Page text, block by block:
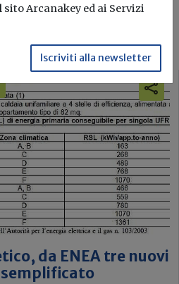
da ENEA tre nuovi
semplificato
Arcanakey ed ai Servizi
Iscriviti alla newsletter